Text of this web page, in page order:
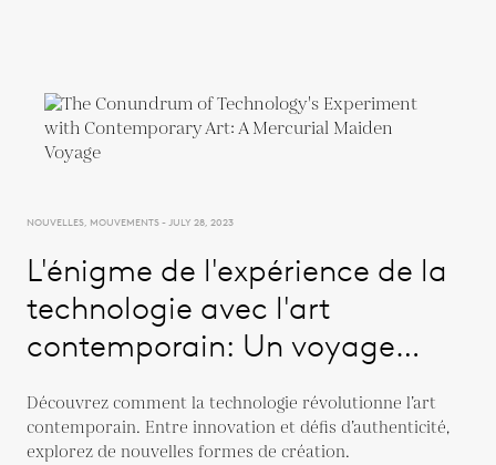
NOUVELLES, MOUVEMENTS - JULY 28, 2023
L'énigme de l'expérience de la
technologie avec l'art
contemporain: Un voyage
Découvrez comment la technologie révolutionne l’art
contemporain. Entre innovation et défis d’authenticité,
explorez de nouvelles formes de création.